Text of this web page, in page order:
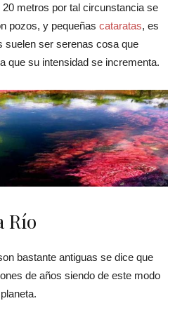
metros por tal circunstancia se
pozos, y pequeñas cataratas, es
ser serenas cosa que
que su intensidad se incrementa.
Río
bastante antiguas se dice que
de años siendo de este modo